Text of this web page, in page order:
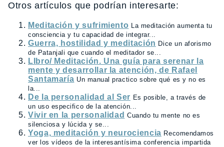
Otros artículos que podrían interesarte:
Meditación y sufrimiento La meditación aumenta tu
consciencia y tu capacidad de integrar...
Guerra, hostilidad y meditación Dice un aforismo
de Patanjali que cuando el meditador se...
LIbro/ Meditación. Una guía para serenar la
mente y desarrollar la atención, de Rafael
Santamaría Un manual practico sobre qué es y no es
la...
De la personalidad al Ser Es posible, a través de
un uso especifico de la atención...
Vivir en la personalidad Cuando tu mente no es
silenciosa y lúcida y se...
Yoga, meditación y neurociencia Recomendamos
ver los vídeos de la interesantísima conferencia impartida